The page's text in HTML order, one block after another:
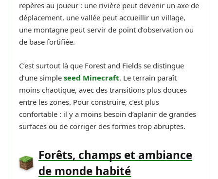
repères au joueur : une rivière peut devenir un axe de
déplacement, une vallée peut accueillir un village,
une montagne peut servir de point d’observation ou
de base fortifiée.
C’est surtout là que Forest and Fields se distingue
d’une simple seed Minecraft. Le terrain paraît
moins chaotique, avec des transitions plus douces
entre les zones. Pour construire, c’est plus
confortable : il y a moins besoin d’aplanir de grandes
surfaces ou de corriger des formes trop abruptes.
Forêts, champs et ambiance
de monde habité